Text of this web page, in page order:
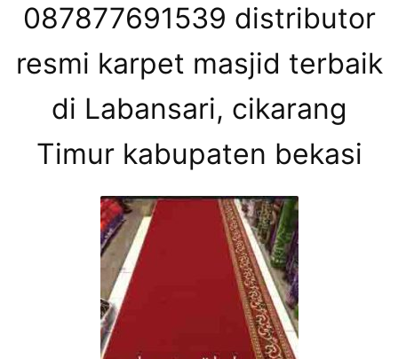
087877691539 distributor
resmi karpet masjid terbaik
di Labansari, cikarang
Timur kabupaten bekasi